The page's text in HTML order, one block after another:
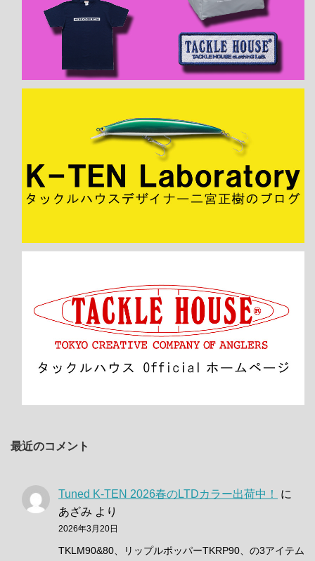
最近のコメント
Tuned K-TEN 2026春のLTDカラー出荷中！
に
あざみ より
2026年3月20日
TKLM90&80、リップルポッパーTKRP90、の3アイテム